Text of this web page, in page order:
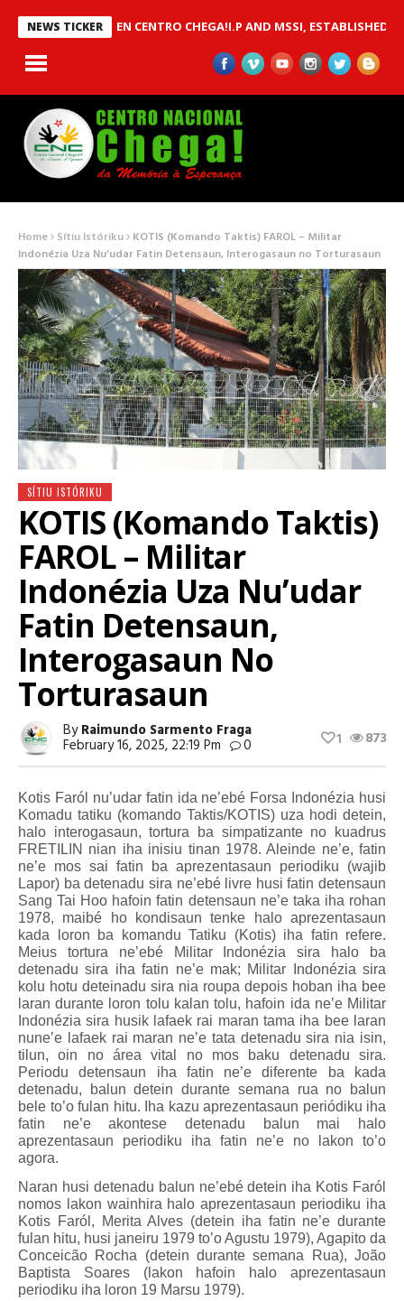
NEWS TICKER
BETWEEN CENTRO CHEGA!I.P AND MSSI, ESTABLISHED TO
Home Sítiu Istóriku KOTIS (Komando Taktis) FAROL – Militar
Indonézia Uza Nu’udar Fatin Detensaun, Interogasaun no Torturasaun
SÍTIU ISTÓRIKU
KOTIS (Komando Taktis)
FAROL – Militar
Indonézia Uza Nu’udar
Fatin Detensaun,
Interogasaun No
Torturasaun
ByRaimundo Sarmento Fraga
February 16, 2025, 22:19 Pm 0 873
1
Kotis Faról nu’udar fatin ida ne’ebé Forsa Indonézia husi
Komadu tatiku (komando Taktis/KOTIS) uza hodi detein,
halo interogasaun, tortura ba simpatizante no kuadrus
FRETILIN nian iha inisiu tinan 1978. Aleinde ne’e, fatin
ne’e mos sai fatin ba aprezentasaun periodiku (wajib
Lapor) ba detenadu sira ne’ebé livre husi fatin detensaun
Sang Tai Hoo hafoin fatin detensaun ne’e taka iha rohan
1978, maibé ho kondisaun tenke halo aprezentasaun
kada loron ba komandu Tatiku (Kotis) iha fatin refere.
Meius tortura ne’ebé Militar Indonézia sira halo ba
detenadu sira iha fatin ne’e mak; Militar Indonézia sira
kolu hotu deteinadu sira nia roupa depois hoban iha bee
laran durante loron tolu kalan tolu, hafoin ida ne’e Militar
Indonézia sira husik lafaek rai maran tama iha bee laran
nune’e lafaek rai maran ne’e tata detenadu sira nia isin,
tilun, oin no área vital no mos baku detenadu sira.
Periodu detensaun iha fatin ne’e diferente ba kada
detenadu, balun detein durante semana rua no balun
bele to’o fulan hitu. Iha kazu aprezentasaun periódiku iha
fatin ne’e akontese detenadu balun mai halo
aprezentasaun periodiku iha fatin ne’e no lakon to’o
agora.
Naran husi detenadu balun ne’ebé detein iha Kotis Faról
nomos lakon wainhira halo aprezentasaun periodiku iha
Kotis Faról, Merita Alves (detein iha fatin ne’e durante
fulan hitu, husi janeiru 1979 to’o Agustu 1979), Agapito da
Conceicão Rocha (detein durante semana Rua), João
Baptista Soares (lakon hafoin halo aprezentasaun
periodiku iha loron 19 Marsu 1979).